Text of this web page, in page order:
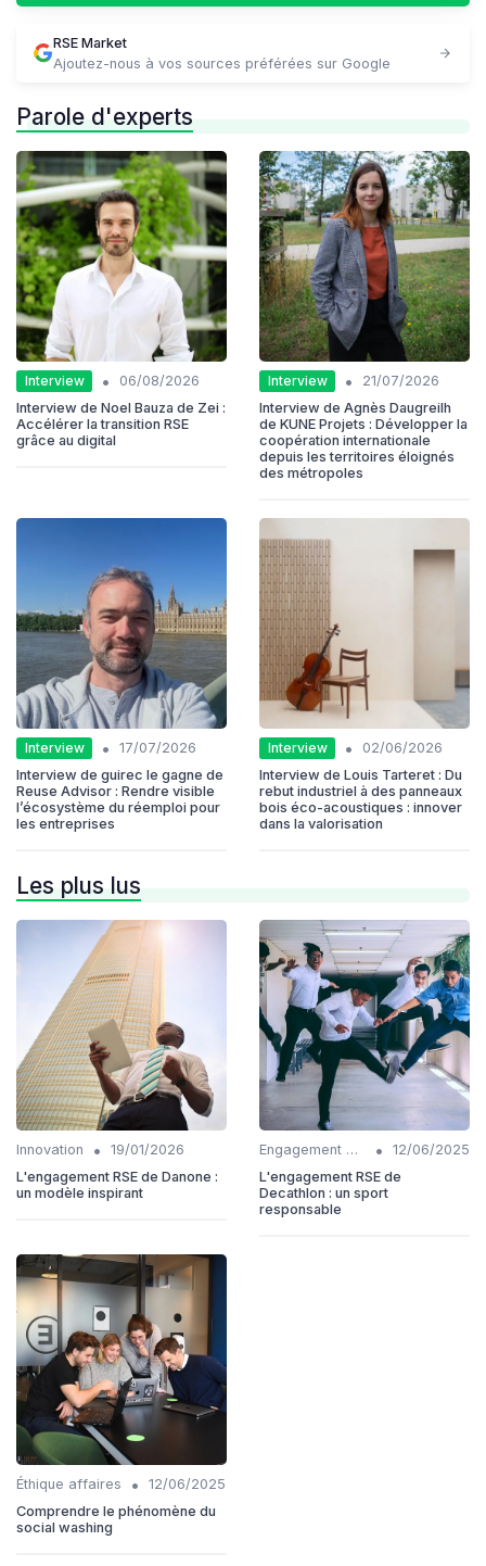
RSE Market
Ajoutez-nous à vos sources préférées sur Google
Parole d'experts
Interview •
06/08/2026
Interview de Noel Bauza de Zei :
Accélérer la transition RSE
grâce au digital
Interview •
21/07/2026
Interview de Agnès Daugreilh
de KUNE Projets : Développer la
coopération internationale
depuis les territoires éloignés
des métropoles
Interview •
17/07/2026
Interview de guirec le gagne de
Reuse Advisor : Rendre visible
l’écosystème du réemploi pour
les entreprises
Interview •
02/06/2026
Interview de Louis Tarteret : Du
rebut industriel à des panneaux
bois éco-acoustiques : innover
dans la valorisation
Les plus lus
Innovation •
19/01/2026
L'engagement RSE de Danone :
un modèle inspirant
Engagement communautaire •
12/06/2025
L'engagement RSE de
Decathlon : un sport
responsable
Éthique affaires •
12/06/2025
Comprendre le phénomène du
social washing